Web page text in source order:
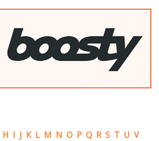
H I J K L M N O P Q R S T U V